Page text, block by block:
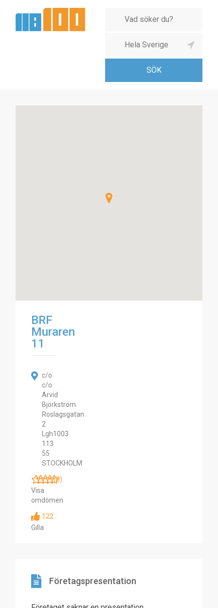
BRF
Muraren
11
c/o
c/o
Arvid
Björkström
Roslagsgatan
2
Lgh1003
113
55
STOCKHOLM
(0)
Visa
omdömen
122
Gilla
Företagspresentation